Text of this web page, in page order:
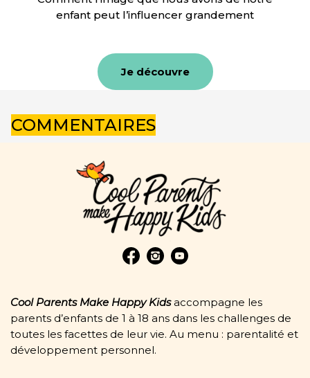
enfant peut l’influencer grandement
Je découvre
COMMENTAIRES
Cool Parents Make Happy Kidsaccompagne les
parents d’enfants de 1 à 18 ans dans les challenges de
toutes les facettes de leur vie. Au menu : parentalité et
développement personnel.